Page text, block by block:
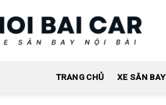
TRANG CHỦ XE SÂN BAY